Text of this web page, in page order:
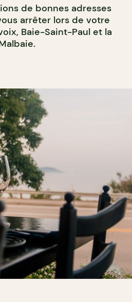
de bonnes adresses
arrêter lors de votre
Baie-Saint-Paul et la